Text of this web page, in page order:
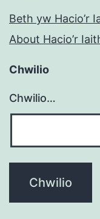
Beth yw Hacio’r
About Hacio’r
Chwilio
Chwilio…